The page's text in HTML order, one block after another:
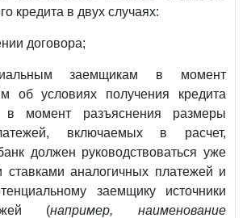
кредита в двух случаях:
договора;
заемщикам в момент
об условиях получения кредита
в момент разъяснения размеры
включаемых в расчет,
должен руководствоваться уже
ставками аналогичных платежей и
заемщику источники
(например, наименование